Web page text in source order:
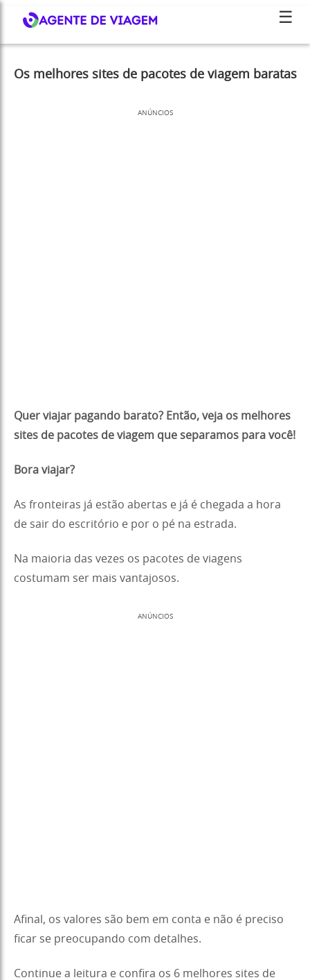
☰
Os melhores sites de pacotes de viagem baratas
ANÚNCIOS
Quer viajar pagando barato? Então, veja os melhores
sites de pacotes de viagem que separamos para você!
Bora viajar?
As fronteiras já estão abertas e já é chegada a hora
de sair do escritório e por o pé na estrada.
Na maioria das vezes os pacotes de viagens
costumam ser mais vantajosos.
ANÚNCIOS
Afinal, os valores são bem em conta e não é preciso
ficar se preocupando com detalhes.
Continue a leitura e confira os 6 melhores sites de